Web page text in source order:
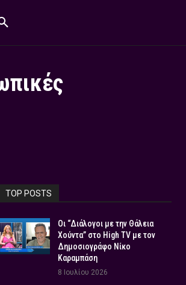
TOP POSTS
Οι “Διάλογοι με την Θάλεια
Χούντα” στο High TV με τον
Δημοσιογράφο Νίκο
Καραμπάση
8 Ιουλίου 2026